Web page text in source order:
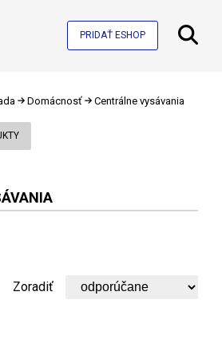
PRIDAŤ ESHOP
Domácnosť Centrálne vysávania
Zoradiť